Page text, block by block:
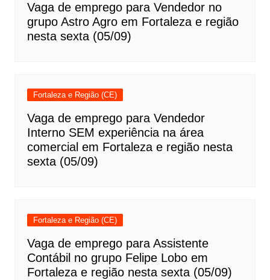
Vaga de emprego para Vendedor no
grupo Astro Agro em Fortaleza e região
nesta sexta (05/09)
Fortaleza e Região (CE)
Vaga de emprego para Vendedor
Interno SEM experiência na área
comercial em Fortaleza e região nesta
sexta (05/09)
Fortaleza e Região (CE)
Vaga de emprego para Assistente
Contábil no grupo Felipe Lobo em
Fortaleza e região nesta sexta (05/09)